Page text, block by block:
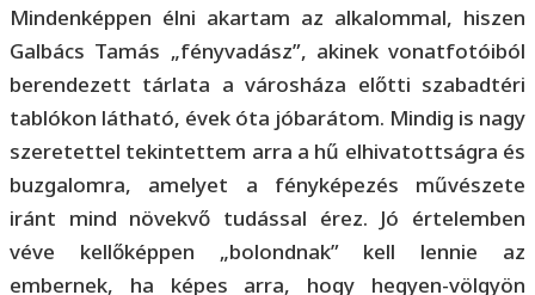
Mindenképpen élni akartam az alkalommal, hiszen
Galbács Tamás „fényvadász”, akinek vonatfotóiból
berendezett tárlata a városháza előtti szabadtéri
tablókon látható, évek óta jóbarátom. Mindig is nagy
szeretettel tekintettem arra a hű elhivatottságra és
buzgalomra, amelyet a fényképezés művészete
iránt mind növekvő tudással érez. Jó értelemben
véve kellőképpen „bolondnak” kell lennie az
embernek, ha képes arra, hogy hegyen-völgyön